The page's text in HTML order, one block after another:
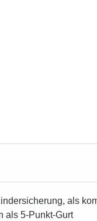
als
als 5-Punkt-Gurt